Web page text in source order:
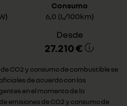
Consumo
6,0 (L/100km)
Desde
27.210 €
de CO2 y consumo de combustible se
de acuerdo con las
en el momento de la
emisiones de CO2 y consumo de